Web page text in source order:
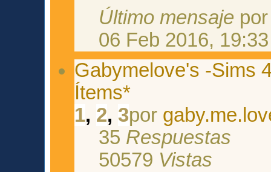
Último mensaje
06 Feb 2016, 19:33
Gabymelove's -Sims
Ítems*
1, 2, 3por
35 Respuestas
50579 Vistas